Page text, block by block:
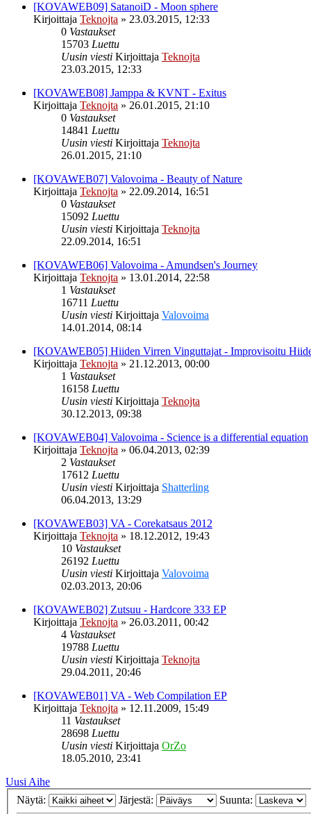
[KOVAWEB09] SatanoiD - Moon sphere
Kirjoittaja Teknojta » 23.03.2015, 12:33
0 Vastaukset
15703 Luettu
Uusin viesti Kirjoittaja Teknojta
23.03.2015, 12:33
[KOVAWEB08] Jamppa & KVNT - Exitus
Kirjoittaja Teknojta » 26.01.2015, 21:10
0 Vastaukset
14841 Luettu
Uusin viesti Kirjoittaja Teknojta
26.01.2015, 21:10
[KOVAWEB07] Valovoima - Beauty of Nature
Kirjoittaja Teknojta » 22.09.2014, 16:51
0 Vastaukset
15092 Luettu
Uusin viesti Kirjoittaja Teknojta
22.09.2014, 16:51
[KOVAWEB06] Valovoima - Amundsen's Journey
Kirjoittaja Teknojta » 13.01.2014, 22:58
1 Vastaukset
16711 Luettu
Uusin viesti Kirjoittaja Valovoima
14.01.2014, 08:14
[KOVAWEB05] Hiiden Virren Vinguttajat - Improvisoitu
Kirjoittaja Teknojta » 21.12.2013, 00:00
1 Vastaukset
16158 Luettu
Uusin viesti Kirjoittaja Teknojta
30.12.2013, 09:38
[KOVAWEB04] Valovoima - Science is a differential equation
Kirjoittaja Teknojta » 06.04.2013, 02:39
2 Vastaukset
17612 Luettu
Uusin viesti Kirjoittaja Shatterling
06.04.2013, 13:29
[KOVAWEB03] VA - Corekatsaus 2012
Kirjoittaja Teknojta » 18.12.2012, 19:43
10 Vastaukset
26192 Luettu
Uusin viesti Kirjoittaja Valovoima
02.03.2013, 20:06
[KOVAWEB02] Zutsuu - Hardcore 333 EP
Kirjoittaja Teknojta » 26.03.2011, 00:42
4 Vastaukset
19788 Luettu
Uusin viesti Kirjoittaja Teknojta
29.04.2011, 20:46
[KOVAWEB01] VA - Web Compilation EP
Kirjoittaja Teknojta » 12.11.2009, 15:49
11 Vastaukset
28698 Luettu
Uusin viesti Kirjoittaja OrZo
18.05.2010, 23:41
Uusi Aihe
Näytä:
Järjestä: Suunta: